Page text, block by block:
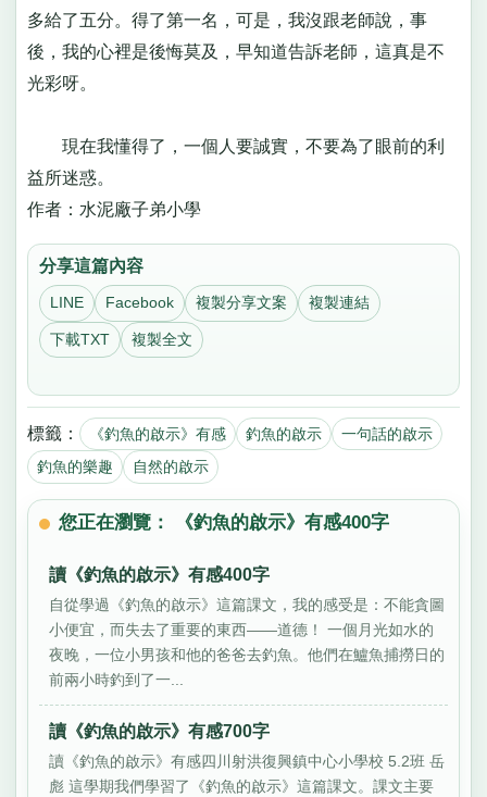
多給了五分。得了第一名，可是，我沒跟老師說，事
後，我的心裡是後悔莫及，早知道告訴老師，這真是不
光彩呀。
現在我懂得了，一個人要誠實，不要為了眼前的利
益所迷惑。
作者：水泥廠子弟小學
分享這篇內容
LINE Facebook 複製分享文案 複製連結
下載TXT 複製全文
標籤： 《釣魚的啟示》有感 釣魚的啟示
一句話的啟示
釣魚的樂趣
自然的啟示
您正在瀏覽： 《釣魚的啟示》有感400字
讀《釣魚的啟示》有感400字
自從學過《釣魚的啟示》這篇課文，我的感受是：不能貪圖
小便宜，而失去了重要的東西——道德！ 一個月光如水的
夜晚，一位小男孩和他的爸爸去釣魚。他們在鱸魚捕撈日的
前兩小時釣到了一...
讀《釣魚的啟示》有感700字
讀《釣魚的啟示》有感四川射洪復興鎮中心小學校 5.2班 岳
彪 這學期我們學習了《釣魚的啟示》這篇課文。課文主要